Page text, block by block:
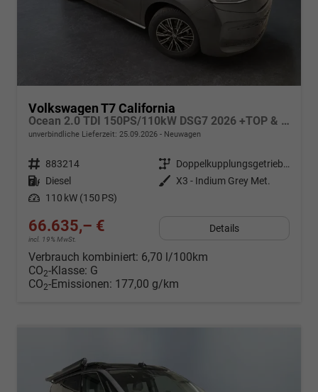
Volkswagen T7 California
Ocean 2.0 TDI 150PS/110kW DSG7 2026 +TOP & PARK PAKET+18" ALU+AHK+TRAVEL ASSIST+EL- HEBEDACH, BASALT GRAU+CAMPINGAUSBAU
unverbindliche Lieferzeit: 25.09.2026 Neuwagen
Fahrzeugnr. 883214 Getriebe
Doppelkupplungsgetriebe (DSG)
Kraftstoff Diesel Außenfarbe
X3 - Indium Grey Met.
Leistung 110 kW (150 PS)
66.635,– €
incl. 19% MwSt.
Details
Verbrauch kombiniert: 6,70 l/100km
CO2-Klasse: G
CO2-Emissionen: 177,00 g/km